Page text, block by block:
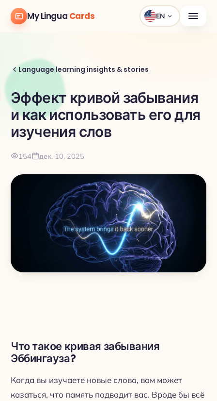
My Lingua Cards EN
Language learning insights & stories
Эффект кривой забывания
и как использовать его для
изучения слов
154 дек. 10, 2025
Что такое кривая забывания
Эббингауза?
Когда вы изучаете новые слова, вам может
казаться, что память подводит вас. Вроде бы всё